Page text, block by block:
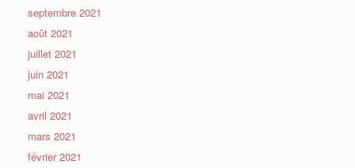
septembre 2021
août 2021
juillet 2021
juin 2021
mai 2021
avril 2021
mars 2021
février 2021